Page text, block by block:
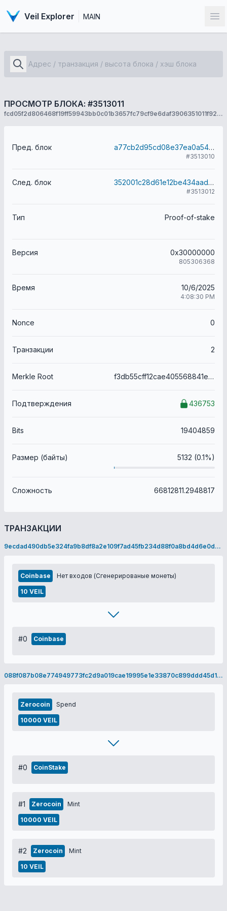
Veil Explorer MAIN
ПРОСМОТР БЛОКА: #3513011
fcd05f2d806468f19ff59943bb0c01b3657fc79cf9e6daf3906351011f920ff9
Пред. блок a77cb2d95cd08e37ea0a544b237ca6a544d57747a9176ed955c8edba955ac30b
#3513010
След. блок 352001c28d61e12be434aadd6570231c79030233997c40c0888a7037cf267c2c
#3513012
Тип Proof-of-stake
Версия 0x30000000
805306368
Время 10/6/2025
4:08:30 PM
Nonce 0
Транзакции 2
Merkle Root f3db55cff12cae405568841e1c0b78140e340a3fa02b44b9831330a9f73be72e
Подтверждения 436753
Bits 19404859
Размер (байты) 5132 (0.1%)
Сложность 66812811.2948817
ТРАНЗАКЦИИ
9ecdad490db5e324fa9b8df8a2e109f7ad45fb234d88f0a8bd4d6e0daa608cf2
Coinbase Нет входов (Сгенерированые монеты)
10 VEIL
#0 Coinbase
088f087b08e774949773fc2d9a019cae19995e1e33870c899ddd45d1c35c9bf5
Zerocoin Spend
10000 VEIL
#0 CoinStake
#1 Zerocoin Mint
10000 VEIL
#2 Zerocoin Mint
10 VEIL